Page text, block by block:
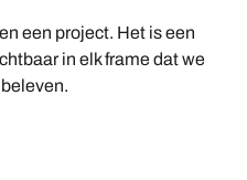
een project. Het is een
in elk frame dat we